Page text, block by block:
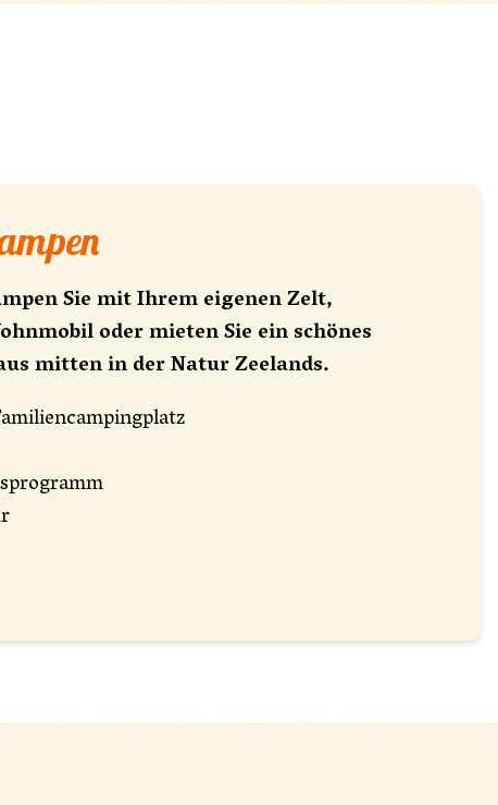
Sie mit Ihrem eigenen Zelt,
oder mieten Sie ein schönes
mitten in der Natur Zeelands.